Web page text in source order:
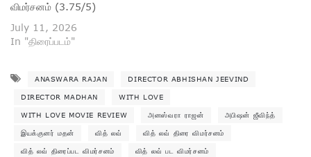
விமர்சனம் (3.75/5)
July 11, 2026
In "திரைப்படம்"
ANASWARA RAJAN DIRECTOR ABHISHAN JEEVIND
DIRECTOR MADHAN WITH LOVE
WITH LOVE MOVIE REVIEW அனஸ்வரா ராஜன் அபிஷன் ஜீவிந்த்
இயக்குனர் மதன் வித் லவ் வித் லவ் திரை விமர்சனம்
வித் லவ் திரைப்பட விமர்சனம் வித் லவ் பட விமர்சனம்